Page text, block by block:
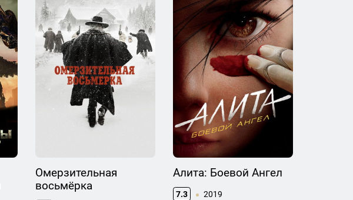
Омерзительная
восьмёрка
Алита: Боевой Ангел
7.3 2019